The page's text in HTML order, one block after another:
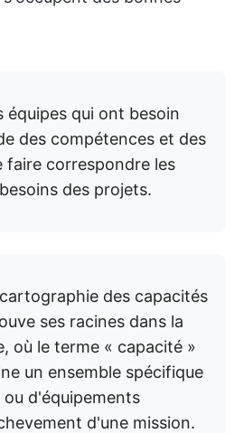
équipes qui ont besoin
des compétences et des
faire correspondre les
des projets.
des capacités
ses racines dans la
où le terme « capacité »
un ensemble spécifique
d'équipements
d'une mission.